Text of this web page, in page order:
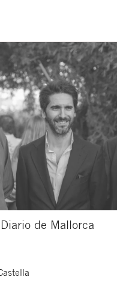
de Mallorca